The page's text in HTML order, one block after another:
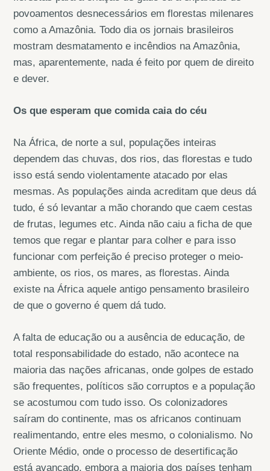
povoamentos desnecessários em florestas milenares
como a Amazônia. Todo dia os jornais brasileiros
mostram desmatamento e incêndios na Amazônia,
mas, aparentemente, nada é feito por quem de direito
e dever.
Os que esperam que comida caia do céu
Na África, de norte a sul, populações inteiras
dependem das chuvas, dos rios, das florestas e tudo
isso está sendo violentamente atacado por elas
mesmas. As populações ainda acreditam que deus dá
tudo, é só levantar a mão chorando que caem cestas
de frutas, legumes etc. Ainda não caiu a ficha de que
temos que regar e plantar para colher e para isso
funcionar com perfeição é preciso proteger o meio-
ambiente, os rios, os mares, as florestas. Ainda
existe na África aquele antigo pensamento brasileiro
de que o governo é quem dá tudo.
A falta de educação ou a ausência de educação, de
total responsabilidade do estado, não acontece na
maioria das nações africanas, onde golpes de estado
são frequentes, políticos são corruptos e a população
se acostumou com tudo isso. Os colonizadores
saíram do continente, mas os africanos continuam
realimentando, entre eles mesmo, o colonialismo. No
Oriente Médio, onde o processo de desertificação
está avançado, embora a maioria dos países tenham